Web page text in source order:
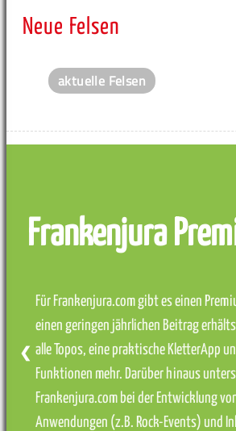
Neue Felsen
aktuelle Felsen
Frankenjura
Für Frankenjura.com gibt es einen
einen geringen jährlichen Beitrag
alle Topos, eine praktische KletterApp
Funktionen mehr. Darüber hinaus
Frankenjura.com bei der Entwicklung
Anwendungen (z.B. Rock-Events) und
❮